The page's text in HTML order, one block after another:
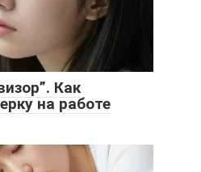
Как
на работе